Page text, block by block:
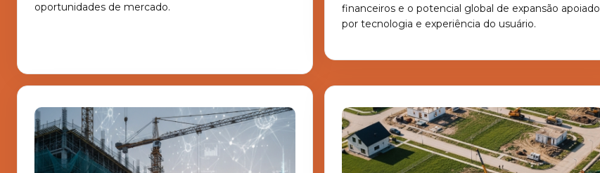
oportunidades de mercado.
financeiros e o potencial global de expansão apoiado
por tecnologia e experiência do usuário.